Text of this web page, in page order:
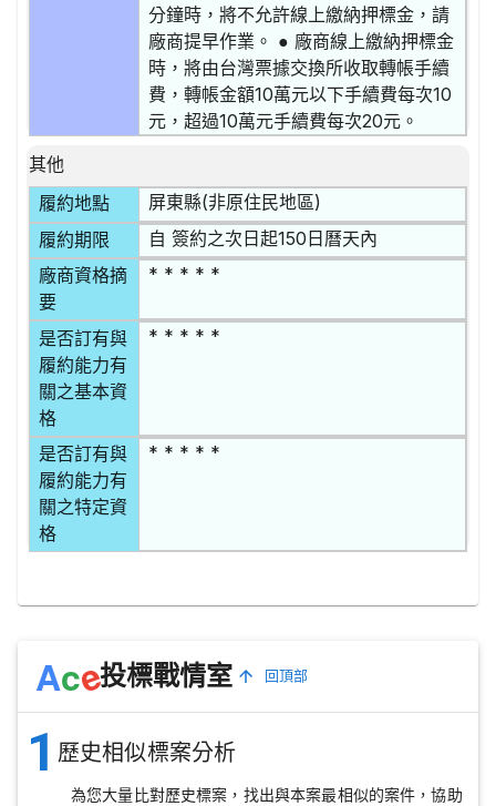
分鐘時，將不允許線上繳納押標金，請
廠商提早作業。 ● 廠商線上繳納押標金
時，將由台灣票據交換所收取轉帳手續
費，轉帳金額10萬元以下手續費每次10
元，超過10萬元手續費每次20元。
其他
履約地點
屏東縣(非原住民地區)
履約期限 自 簽約之次日起150日曆天內
廠商資格摘
要
* * * * *
是否訂有與
履約能力有
關之基本資
格
* * * * *
是否訂有與
履約能力有
關之特定資
格
* * * * *
Ace投標戰情室 回頂部
1 歷史相似標案分析
為您大量比對歷史標案，找出與本案最相似的案件，協助